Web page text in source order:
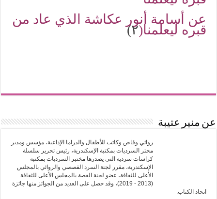
عن أسامة أنور عكاشة الذي عاد من
قبره ليعلمنا(٢)
عن منير عتيبة
روائي وقاص وكاتب للأطفال والدراما الإذاعية، مؤسس ومدير
مختر السرديات بمكتبة الإسكندرية، رئيس تحرير سلسلة
كراسات سردية التي يصدرها مختبر السرديات بمكتبة
الإسكندرية، مقرر لجنة السرد القصصي والروائي بالمجلس
الأعلى للثقافة، عضو لجنة القصة بالمجلس الأعلى للثقافة
(2013 - 2019)، وقد حصل على العديد من الجوائز منها جائزة
اتحاد الكتاب.